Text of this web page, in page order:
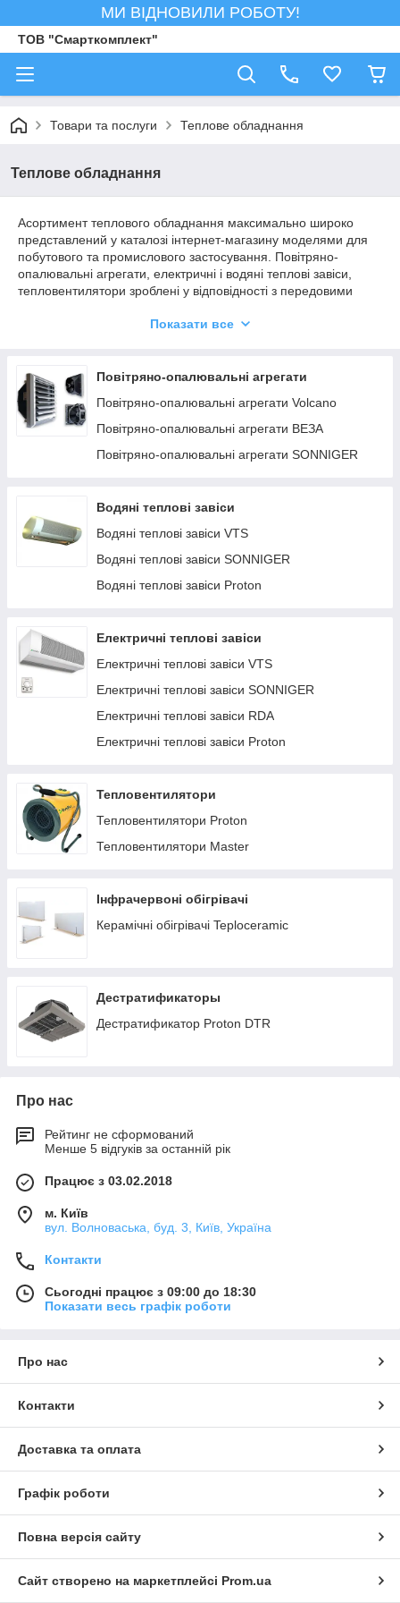
МИ ВІДНОВИЛИ РОБОТУ!
ТОВ "Смарткомплект"
Товари та послуги Теплове обладнання
Теплове обладнання
Асортимент теплового обладнання максимально широко
представлений у каталозі інтернет-магазину моделями для
побутового та промислового застосування. Повітряно-
опалювальні агрегати, електричні і водяні теплові завіси,
тепловентилятори зроблені у відповідності з передовими
ефективність їх застосування.
Volcano VTS, Тепломаш і багатьох інших. Конструкції
опалювальних агрегатів зроблені із застосуванням
високоміцних металевих сплавів, полімерних матеріалів, що
гарантує тривалий термін експлуатації.
електричні і водяні завіси
опалювальних агрегатів, електричних, водяних теплових
завіс є привабливий лаконічний дизайн, що дозволяє
вентиляторами теплообмінниками світових брендів, завдяки
яким можна здійснювати експлуатацію протягом тривалого
часу без зупинок.
Повітряно-опалювальні агрегати володіють високим ККД,
тому всі витрачені енергоресурси витрачаються максимально
водяних теплових завіс володіють найширшою сферою
Тепловентилятори та інші види
теплового обладнання
тепловентиляторы являются менее прихотливыми в монтаже
и эксплуатации. Чаще всего их применяют для объектов
незначительной площади, в том числе офисов, не больших
категорий, что позволяет приобрести качественное
оборудование широкой аудитории покупателей.
Показати все
Повітряно-опалювальні агрегати
Повітряно-опалювальні агрегати Volcano
Повітряно-опалювальні агрегати ВЕЗА
Повітряно-опалювальні агрегати SONNIGER
Водяні теплові завіси
Водяні теплові завіси VTS
Водяні теплові завіси SONNIGER
Водяні теплові завіси Proton
Електричні теплові завіси
Електричні теплові завіси VTS
Електричні теплові завіси SONNIGER
Електричні теплові завіси RDA
Електричні теплові завіси Proton
Тепловентилятори
Тепловентилятори Proton
Тепловентилятори Master
Інфрачервоні обігрівачі
Керамічні обігрівачі Teploceramic
Дестратификаторы
Дестратификатор Proton DTR
Про нас
Рейтинг не сформований
Менше 5 відгуків за останній рік
Працює з 03.02.2018
м. Київ
вул. Волноваська, буд. 3, Київ, Україна
Контакти
Сьогодні працює з 09:00 до 18:30
Показати весь графік роботи
Про нас
Контакти
Доставка та оплата
Графік роботи
Повна версія сайту
Сайт створено на маркетплейсі Prom.ua